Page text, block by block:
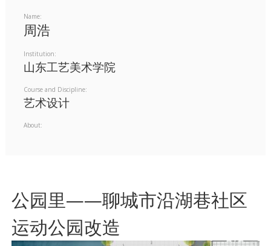
公园里——聊城市沿湖巷社区
运动公园改造
Name:
周浩
Institution:
山东工艺美术学院
Course and Discipline:
艺术设计
About: